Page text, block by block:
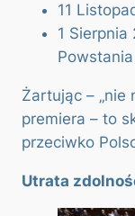
11
1 Sierpnia
Żartując – „nie
premiera – to
przeciwko
Utrata